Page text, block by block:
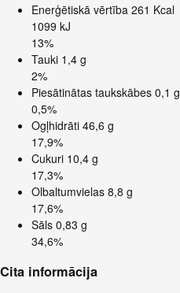
Enerģētiskā vērtība 261 Kcal
1099 kJ
13%
Tauki 1,4 g
2%
Piesātinātas taukskābes 0,1 g
0,5%
Ogļhidrāti 46,6 g
17,9%
Cukuri 10,4 g
17,3%
Olbaltumvielas 8,8 g
17,6%
Sāls 0,83 g
34,6%
Cita informācija